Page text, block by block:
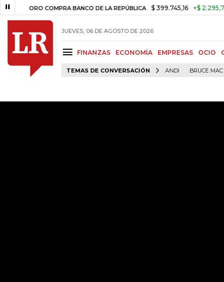
COMPRA BANCO DE LA REPÚBLICA $ 399.745,16 +$ 2.295,71 +0,58%
JUEVES, 06 DE AGOSTO DE 2026
FINANZAS ECONOMÍA EMPRESAS OCIO
TEMAS DE CONVERSACIÓN ANDI BRUCE